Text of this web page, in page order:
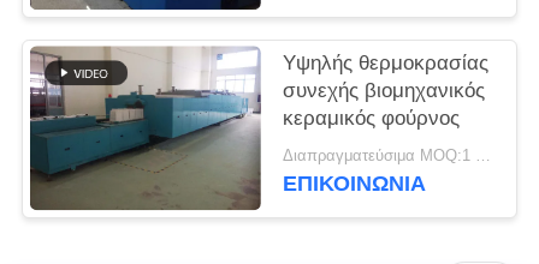
Υψηλής θερμοκρασίας
συνεχής βιομηχανικός
κεραμικός φούρνος
Διαπραγματεύσιμα MOQ:1 σύνολο
ΕΠΙΚΟΙΝΩΝΙΑ